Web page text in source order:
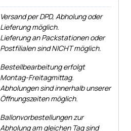
Versand per DPD, Abholung oder
Lieferung möglich.
Lieferung an Packstationen oder
Postfilialen sind NICHT möglich.
Bestellbearbeitung erfolgt
Montag-Freitagmittag.
Abholungen sind innerhalb unserer
Öffnungszeiten möglich.
Ballonvorbestellungen zur
Abholung am gleichen Tag sind